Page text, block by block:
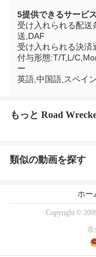
5提供できるサービ
受け入れられる配送
送,DAF
受け入れられる決済
付与形態:T/T,L/
ー
英語,中国語,スペイ
もっと Road
類似の動画を探す
ホー
Copyright ©
京